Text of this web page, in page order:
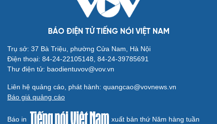
BÁO ĐIỆN TỬ TIẾNG NÓI VIỆT NAM
Trụ sở: 37 Bà Triệu, phường Cửa Nam, Hà Nội
Điện thoại: 84-24-22105148, 84-24-39785691
Thư điện tử: baodientuvov@vov.vn
Liên hệ quảng cáo, phát hành: quangcao@vovnews.vn
Báo giá quảng cáo
Báo in xuất bản thứ Năm hàng tuần